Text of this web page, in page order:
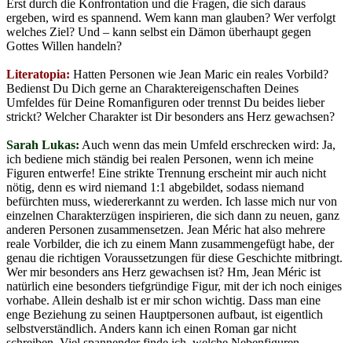
Erst durch die Konfrontation und die Fragen, die sich daraus
ergeben, wird es spannend. Wem kann man glauben? Wer verfolgt
welches Ziel? Und – kann selbst ein Dämon überhaupt gegen
Gottes Willen handeln?
Literatopia: Hatten Personen wie Jean Maric ein reales Vorbild?
Bedienst Du Dich gerne an Charaktereigenschaften Deines
Umfeldes für Deine Romanfiguren oder trennst Du beides lieber
strickt? Welcher Charakter ist Dir besonders ans Herz gewachsen?
Sarah Lukas: Auch wenn das mein Umfeld erschrecken wird: Ja,
ich bediene mich ständig bei realen Personen, wenn ich meine
Figuren entwerfe! Eine strikte Trennung erscheint mir auch nicht
nötig, denn es wird niemand 1:1 abgebildet, sodass niemand
befürchten muss, wiedererkannt zu werden. Ich lasse mich nur von
einzelnen Charakterzügen inspirieren, die sich dann zu neuen, ganz
anderen Personen zusammensetzen. Jean Méric hat also mehrere
reale Vorbilder, die ich zu einem Mann zusammengefügt habe, der
genau die richtigen Voraussetzungen für diese Geschichte mitbringt.
Wer mir besonders ans Herz gewachsen ist? Hm, Jean Méric ist
natürlich eine besonders tiefgründige Figur, mit der ich noch einiges
vorhabe. Allein deshalb ist er mir schon wichtig. Dass man eine
enge Beziehung zu seinen Hauptpersonen aufbaut, ist eigentlich
selbstverständlich. Anders kann ich einen Roman gar nicht